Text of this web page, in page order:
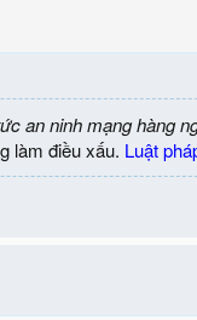
an ninh mạng hàng
làm điều xấu. Luật